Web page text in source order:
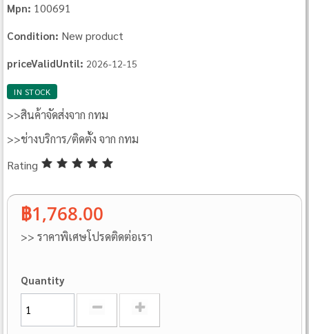
Mpn: 100691
Condition: New product
priceValidUntil: 2026-12-15
IN STOCK
>>สินค้าจัดส่งจาก กทม
>>ช่างบริการ/ติดตั้ง จาก กทม
Rating
฿1,768.00
>> ราคาพิเศษโปรดติดต่อเรา
Quantity